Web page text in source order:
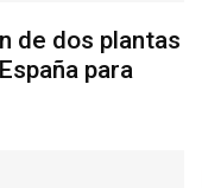
de dos plantas
para